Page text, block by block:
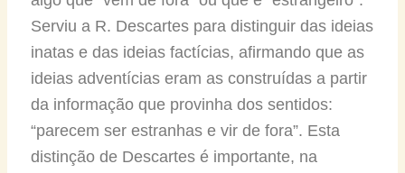
Serviu a R. Descartes para distinguir das ideias
inatas e das ideias factícias, afirmando que as
ideias adventícias eram as construídas a partir
da informação que provinha dos sentidos:
“parecem ser estranhas e vir de fora”. Esta
distinção de Descartes é importante, na